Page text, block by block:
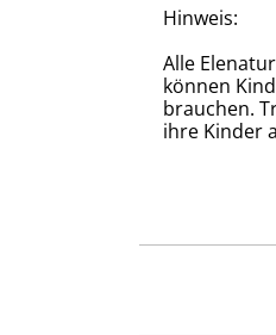
Hinweis:
Alle
können
brauchen.
ihre Kinder